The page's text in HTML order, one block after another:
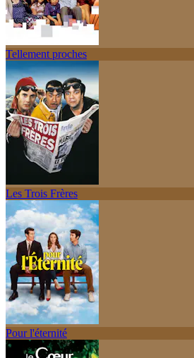
Tellement proches
Les Trois Frères
Pour l'éternité